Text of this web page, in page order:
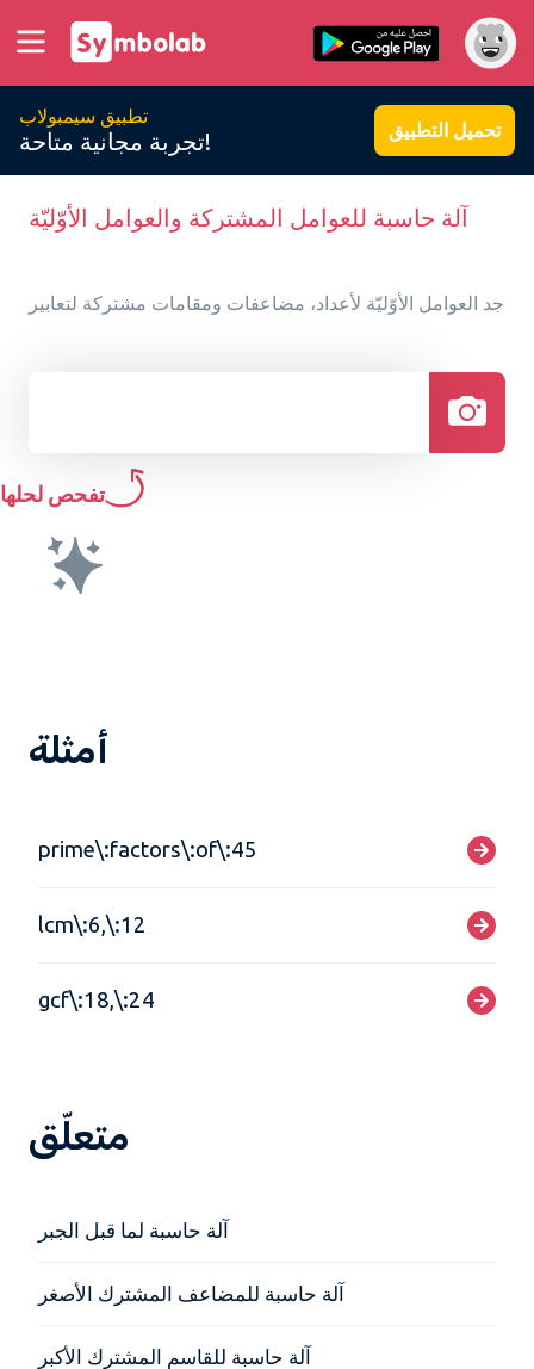
تطبيق سيمبولاب
تجربة مجانية متاحة! تحميل التطبيق
آلة حاسبة للعوامل المشتركة والعوامل الأوّليّة
جد العوامل الأوّليّة لأعداد، مضاعفات ومقامات مشتركة لتعابير
تفحص لحلها
أمثلة
prime\:factors\:of\:45
lcm\:6,\:12
gcf\:18,\:24
متعلّق
آلة حاسبة لما قبل الجبر
آلة حاسبة للمضاعف المشترك الأصغر
آلة حاسبة للقاسم المشترك الأكبر